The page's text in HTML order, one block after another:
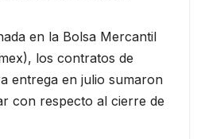
en la Bolsa Mercantil
los contratos de
entrega en julio sumaron
con respecto al cierre de